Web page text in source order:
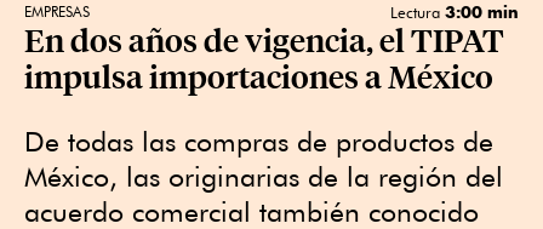
EMPRESAS Lectura 3:00 min
En dos años de vigencia, el TIPAT
impulsa importaciones a México
De todas las compras de productos de
México, las originarias de la región del
acuerdo comercial también conocido